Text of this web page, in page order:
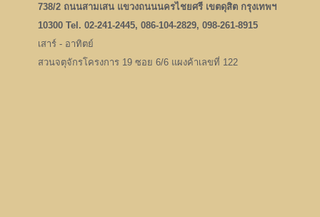
738/2 ถนนสามเสน แขวงถนนนครไชยศรี เขตดุสิต กรุงเทพฯ
10300 Tel. 02-241-2445, 086-104-2829, 098-261-8915
เสาร์ - อาทิตย์
สวนจตุจักรโครงการ 19 ซอย 6/6 แผงค้าเลขที่ 122